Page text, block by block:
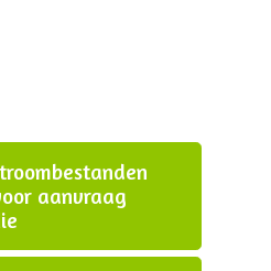
aanvraag